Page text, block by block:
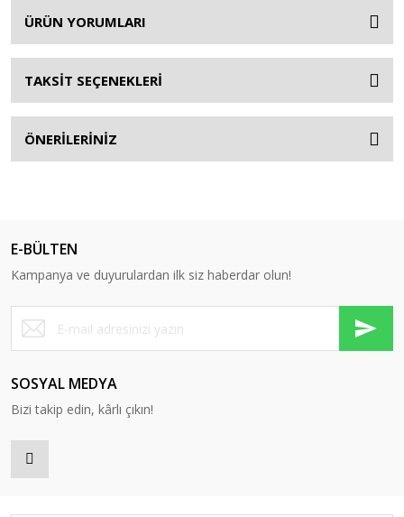
ÜRÜN YORUMLARI
TAKSİT SEÇENEKLERİ
ÖNERİLERİNİZ
E-BÜLTEN
Kampanya ve duyurulardan ilk siz haberdar olun!
SOSYAL MEDYA
Bizi takip edin, kârlı çıkın!